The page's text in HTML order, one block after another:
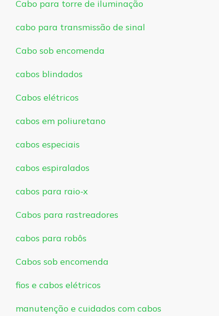
Cabo para torre de iluminação
cabo para transmissão de sinal
Cabo sob encomenda
cabos blindados
Cabos elétricos
cabos em poliuretano
cabos especiais
cabos espiralados
cabos para raio-x
Cabos para rastreadores
cabos para robôs
Cabos sob encomenda
fios e cabos elétricos
manutenção e cuidados com cabos